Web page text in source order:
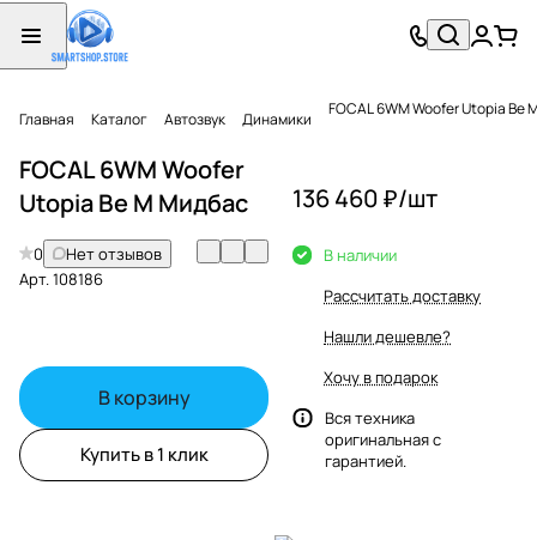
Главная Каталог Автозвук Динамики FOCAL 6WM Woofer Utopia Be
FOCAL 6WM Woofer
Utopia Be M Мидбас
0
Нет отзывов
Арт.108186
В корзину
Купить в 1 клик
136 460 ₽/шт
В наличии
Рассчитать доставку
Нашли дешевле?
Хочу в подарок
Вся техника
оригинальная с
гарантией.